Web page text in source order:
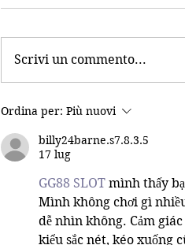
Scrivi un commento...
Ordina per: Più nuovi
billy24barne.s7.8.3.5
17 lug
GG88 SLOT mình thấy
Mình không chơi gì
dễ nhìn không. Cảm
kiểu sắc nét, kéo xuống